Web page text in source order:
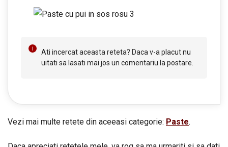
Ati incercat aceasta reteta? Daca v-a placut nu
uitati sa lasati mai jos un comentariu la postare.
Vezi mai multe retete din aceeasi categorie: Paste.